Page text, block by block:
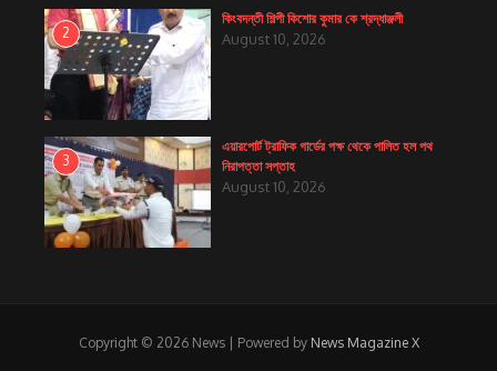
2
কিংবদন্তী শিল্পী কিশোর কুমার কে শ্রদ্ধাঞ্জলী
August 10, 2026
3
এয়ারপোর্ট ট্রাফিক গার্ডের পক্ষ থেকে পালিত হল পথ
নিরাপত্তা সপ্তাহ
August 10, 2026
Copyright © 2026 News | Powered by News Magazine X